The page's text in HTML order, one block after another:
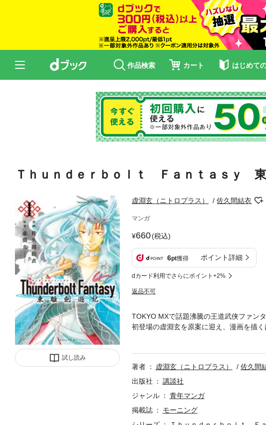
作品検索 カート はじめて
Ｔｈｕｎｄｅｒｂｏｌｔ Ｆａｎｔａｓｙ 東
試し読み
虚淵玄（ニトロプラス） 佐久間結衣
マンガ
660(税込)
6pt獲得 ポイント詳細
dカード利用でさらにポイント+2%
返品不可
TOKYO MXで話題沸騰の王道武侠ファン
初登場の虚淵玄を原案に迎え、漫画を描
きないキャラクターの表情をはじめ、オ
著者 虚淵玄（ニトロプラス）
佐久間
出版社
講談社
ジャンル
青年マンガ
掲載誌
モーニング